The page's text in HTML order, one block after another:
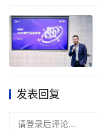
发表回复
请登录后评论...